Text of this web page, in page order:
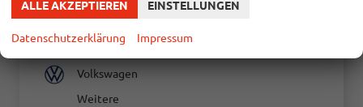
Suzuki
Volkswagen
Weitere
ALLE AKZEPTIEREN EINSTELLUNGEN
Datenschutzerklärung Impressum